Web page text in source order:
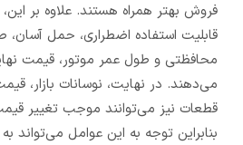
فروش بهتر همراه هستند. علاوه بر
قابلیت استفاده اضطراری، حمل
محافظتی و طول عمر موتور، قیمت
می‌دهند. در نهایت، نوسانات بازار،
قطعات نیز می‌توانند موجب تغییر
بنابراین توجه به این عوامل می‌تواند